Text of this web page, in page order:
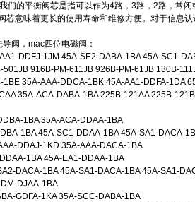
们的平衡阀芯是指可以作为4路，3路，2路，常
芯意味着更长的使用寿命和维修方便。对于信息
阀，mac四位电磁阀：
DDFJ-1JM 45A-SE2-DABA-1BA 45A-SC1-
916B-PM-611JB 926B-PM-61JB 130B-
35A-AAA-DDCA-1BK 45A-AA1-DDFA-1DA
35A-ACA-DABA-1BA 225B-121AA 225B-
1BA 35A-ACA-DDAA-1BA
1BA 45A-SC1-DDAA-1BA 45A-SA1-DACA-
DDAJ-1KD 35A-AAA-DACA-1BA
1BA 45A-EA1-DDAA-1BA
DACA-1BA 45A-SA1-DACA-1BA 45A-SA1-
DJAA-1BA
GDFA-1KA 35A-SCC-DABA-1BA